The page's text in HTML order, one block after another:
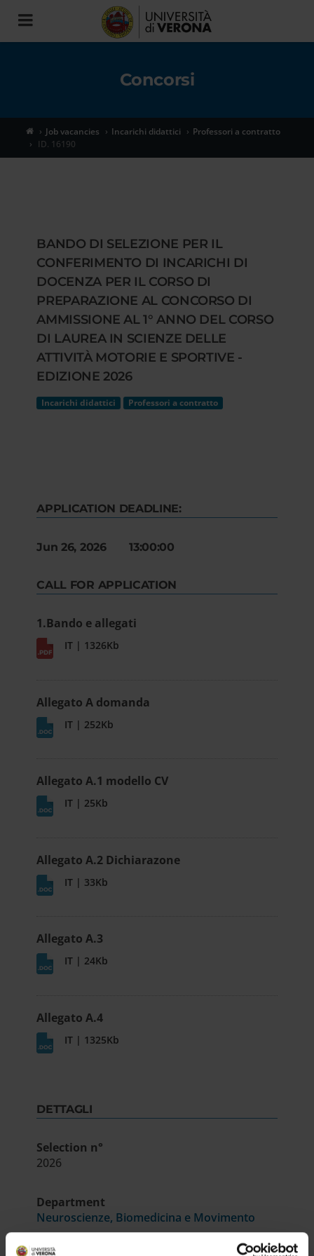
Toggle
navigation
Concorsi
Job vacancies Incarichi didattici
Professori a contratto
ID. 16190
BANDO DI SELEZIONE PER IL
CONFERIMENTO DI INCARICHI DI
DOCENZA PER IL CORSO DI
PREPARAZIONE AL CONCORSO DI
AMMISSIONE AL 1° ANNO DEL CORSO
DI LAUREA IN SCIENZE DELLE
ATTIVITÀ MOTORIE E SPORTIVE -
EDIZIONE 2026
Incarichi didattici Professori a contratto
APPLICATION DEADLINE:
Jun 26, 2026 13:00:00
CALL FOR APPLICATION
1.Bando e allegati
IT | 1326Kb
Allegato A domanda
IT | 252Kb
Allegato A.1 modello CV
IT | 25Kb
Allegato A.2 Dichiarazone
IT | 33Kb
Allegato A.3
IT | 24Kb
Allegato A.4
IT | 1325Kb
DETTAGLI
Selection n°
2026
Department
Neuroscienze, Biomedicina e Movimento